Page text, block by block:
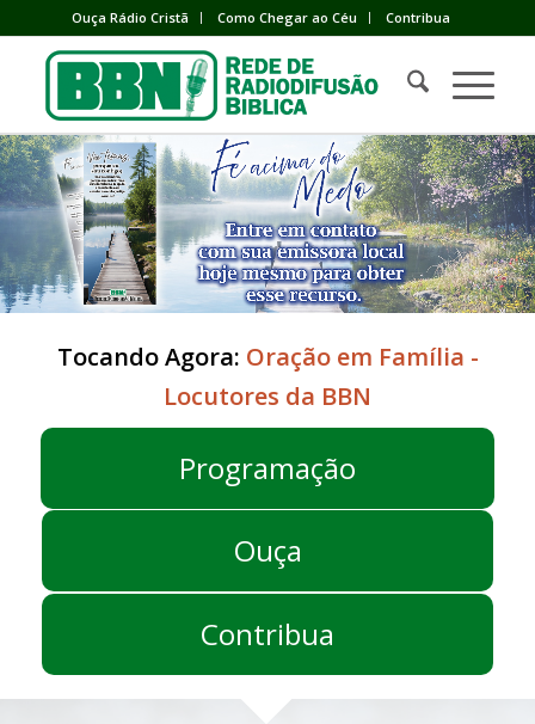
Ouça Rádio Cristã Como Chegar ao Céu Contribua
Tocando Agora: Oração em Família -
Locutores da BBN
Programação
Ouça
Contribua